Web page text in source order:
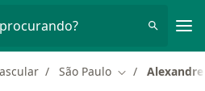
São Paulo Mudar de